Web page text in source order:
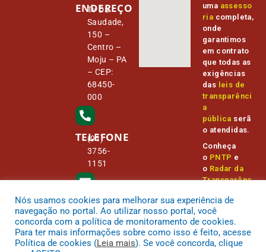
ENDEREÇO
Tv Da
Saudade,
150 –
Centro –
Moju – PA
– CEP:
68450-
000
TELEFONE
(91)
3756-
1151
E-MAIL
camara@
cmmoju.p
a.gov.br
uma assesso
ria completa,
onde
garantimos
em contrato
que todas as
exigências
das leis de
transparênci
a
pública serã
o atendidas.
Conheça
o PNTP e
o Radar da
Transparênc
Nós usamos cookies para melhorar sua experiência de
navegação no portal. Ao utilizar nosso portal, você
concorda com a política de monitoramento de cookies.
Para ter mais informações sobre como isso é feito, acesse
Política de cookies (Leia mais). Se você concorda, clique